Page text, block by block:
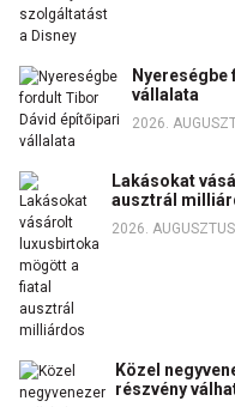
vállalata
2026.
Lakásokat
ausztrál
2026. AUGUSZTUS
Közel
részvény